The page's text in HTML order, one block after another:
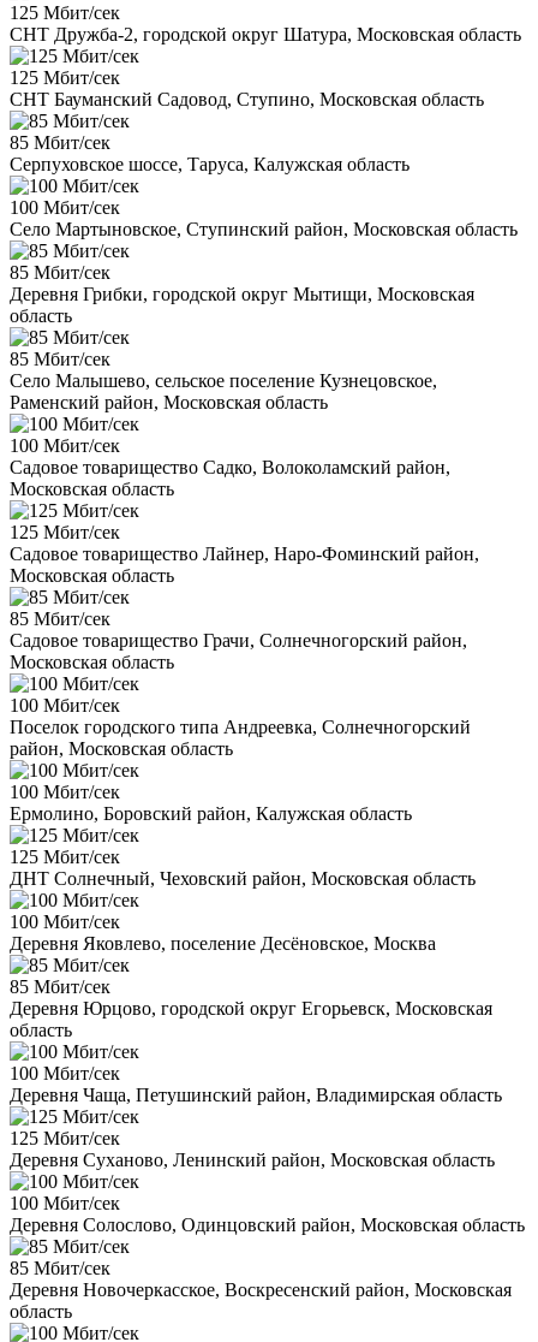
125 Мбит/сек
СНТ Дружба-2, городской округ Шатура, Московская область
125 Мбит/сек
СНТ Бауманский Садовод, Ступино, Московская область
85 Мбит/сек
Серпуховское шоссе, Таруса, Калужская область
100 Мбит/сек
Село Мартыновское, Ступинский район, Московская область
85 Мбит/сек
Деревня Грибки, городской округ Мытищи, Московская
область
85 Мбит/сек
Село Малышево, сельское поселение Кузнецовское,
Раменский район, Московская область
100 Мбит/сек
Садовое товарищество Садко, Волоколамский район,
Московская область
125 Мбит/сек
Садовое товарищество Лайнер, Наро-Фоминский район,
Московская область
85 Мбит/сек
Садовое товарищество Грачи, Солнечногорский район,
Московская область
100 Мбит/сек
Поселок городского типа Андреевка, Солнечногорский
район, Московская область
100 Мбит/сек
Ермолино, Боровский район, Калужская область
125 Мбит/сек
ДНТ Солнечный, Чеховский район, Московская область
100 Мбит/сек
Деревня Яковлево, поселение Десёновское, Москва
85 Мбит/сек
Деревня Юрцово, городской округ Егорьевск, Московская
область
100 Мбит/сек
Деревня Чаща, Петушинский район, Владимирская область
125 Мбит/сек
Деревня Суханово, Ленинский район, Московская область
100 Мбит/сек
Деревня Солослово, Одинцовский район, Московская область
85 Мбит/сек
Деревня Новочеркасское, Воскресенский район, Московская
область